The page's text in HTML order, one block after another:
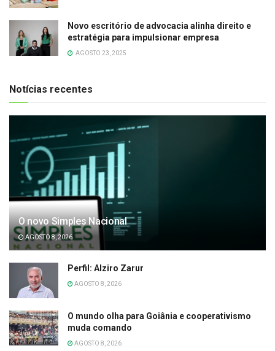
Novo escritório de advocacia alinha direito e
estratégia para impulsionar empresa
AGOSTO 23, 2025
Notícias recentes
O novo Simples Nacional
AGOSTO 8, 2026
Perfil: Alziro Zarur
AGOSTO 8, 2026
O mundo olha para Goiânia e cooperativismo
muda comando
AGOSTO 8, 2026